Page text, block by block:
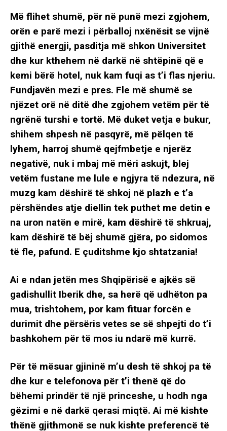
Më flihet shumë, për në punë mezi zgjohem,
orën e parë mezi i përballoj nxënësit se vijnë
gjithë energji, pasditja më shkon Universitet
dhe kur kthehem në darkë në shtëpinë që e
kemi bërë hotel, nuk kam fuqi as t’i flas njeriu.
Fundjavën mezi e pres. Fle më shumë se
njëzet orë në ditë dhe zgjohem vetëm për të
ngrënë turshi e tortë. Më duket vetja e bukur,
shihem shpesh në pasqyrë, më pëlqen të
lyhem, harroj shumë qejfmbetje e njerëz
negativë, nuk i mbaj më mëri askujt, blej
vetëm fustane me lule e ngjyra të ndezura, në
muzg kam dëshirë të shkoj në plazh e t’a
përshëndes atje diellin tek puthet me detin e
na uron natën e mirë, kam dëshirë të shkruaj,
kam dëshirë të bëj shumë gjëra, po sidomos
të fle, pafund. E çuditshme kjo shtatzania!
Ai e ndan jetën mes Shqipërisë e ajkës së
gadishullit Iberik dhe, sa herë që udhëton pa
mua, trishtohem, por kam fituar forcën e
durimit dhe përsëris vetes se së shpejti do t’i
bashkohem për të mos iu ndarë më kurrë.
Për të mësuar gjininë m’u desh të shkoj pa të
dhe kur e telefonova për t’i thenë që do
bëhemi prindër të një princeshe, u hodh nga
gëzimi e në darkë qerasi miqtë. Ai më kishte
thënë gjithmonë se nuk kishte preferencë të